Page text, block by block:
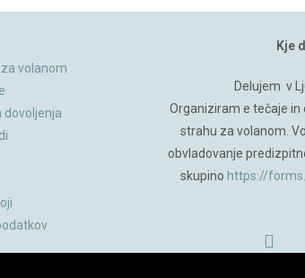
volanom
dovoljenja
Kje
Delujem v
Organiziram e tečaje
strahu za volanom.
obvladovanje
skupino https://